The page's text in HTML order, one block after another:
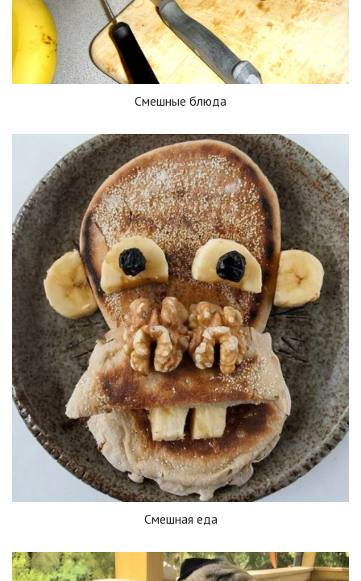
Смешные блюда
Смешная еда